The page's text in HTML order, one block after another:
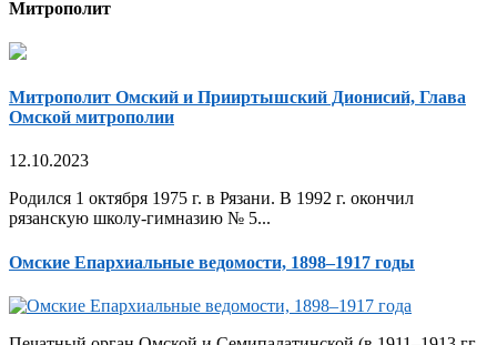
Митрополит
Митрополит Омский и Прииртышский Дионисий, Глава
Омской митрополии
12.10.2023
Родился 1 октября 1975 г. в Рязани. В 1992 г. окончил
рязанскую школу-гимназию № 5...
Омские Епархиальные ведомости, 1898–1917 годы